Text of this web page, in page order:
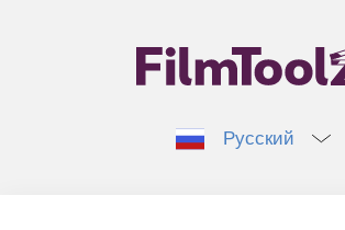
Русский